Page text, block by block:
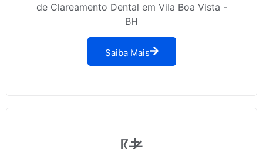
de Clareamento Dental em Vila Boa Vista -
BH
Saiba Mais